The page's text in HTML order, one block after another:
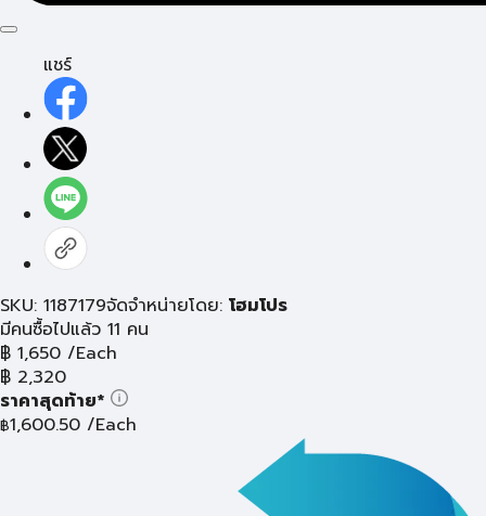
แชร์
SKU: 1187179จัดจำหน่ายโดย: โฮมโปร
มีคนซื้อไปแล้ว 11 คน
฿ 1,650 /Each
฿ 2,320
ราคาสุดท้าย*
฿1,600.50 /Each